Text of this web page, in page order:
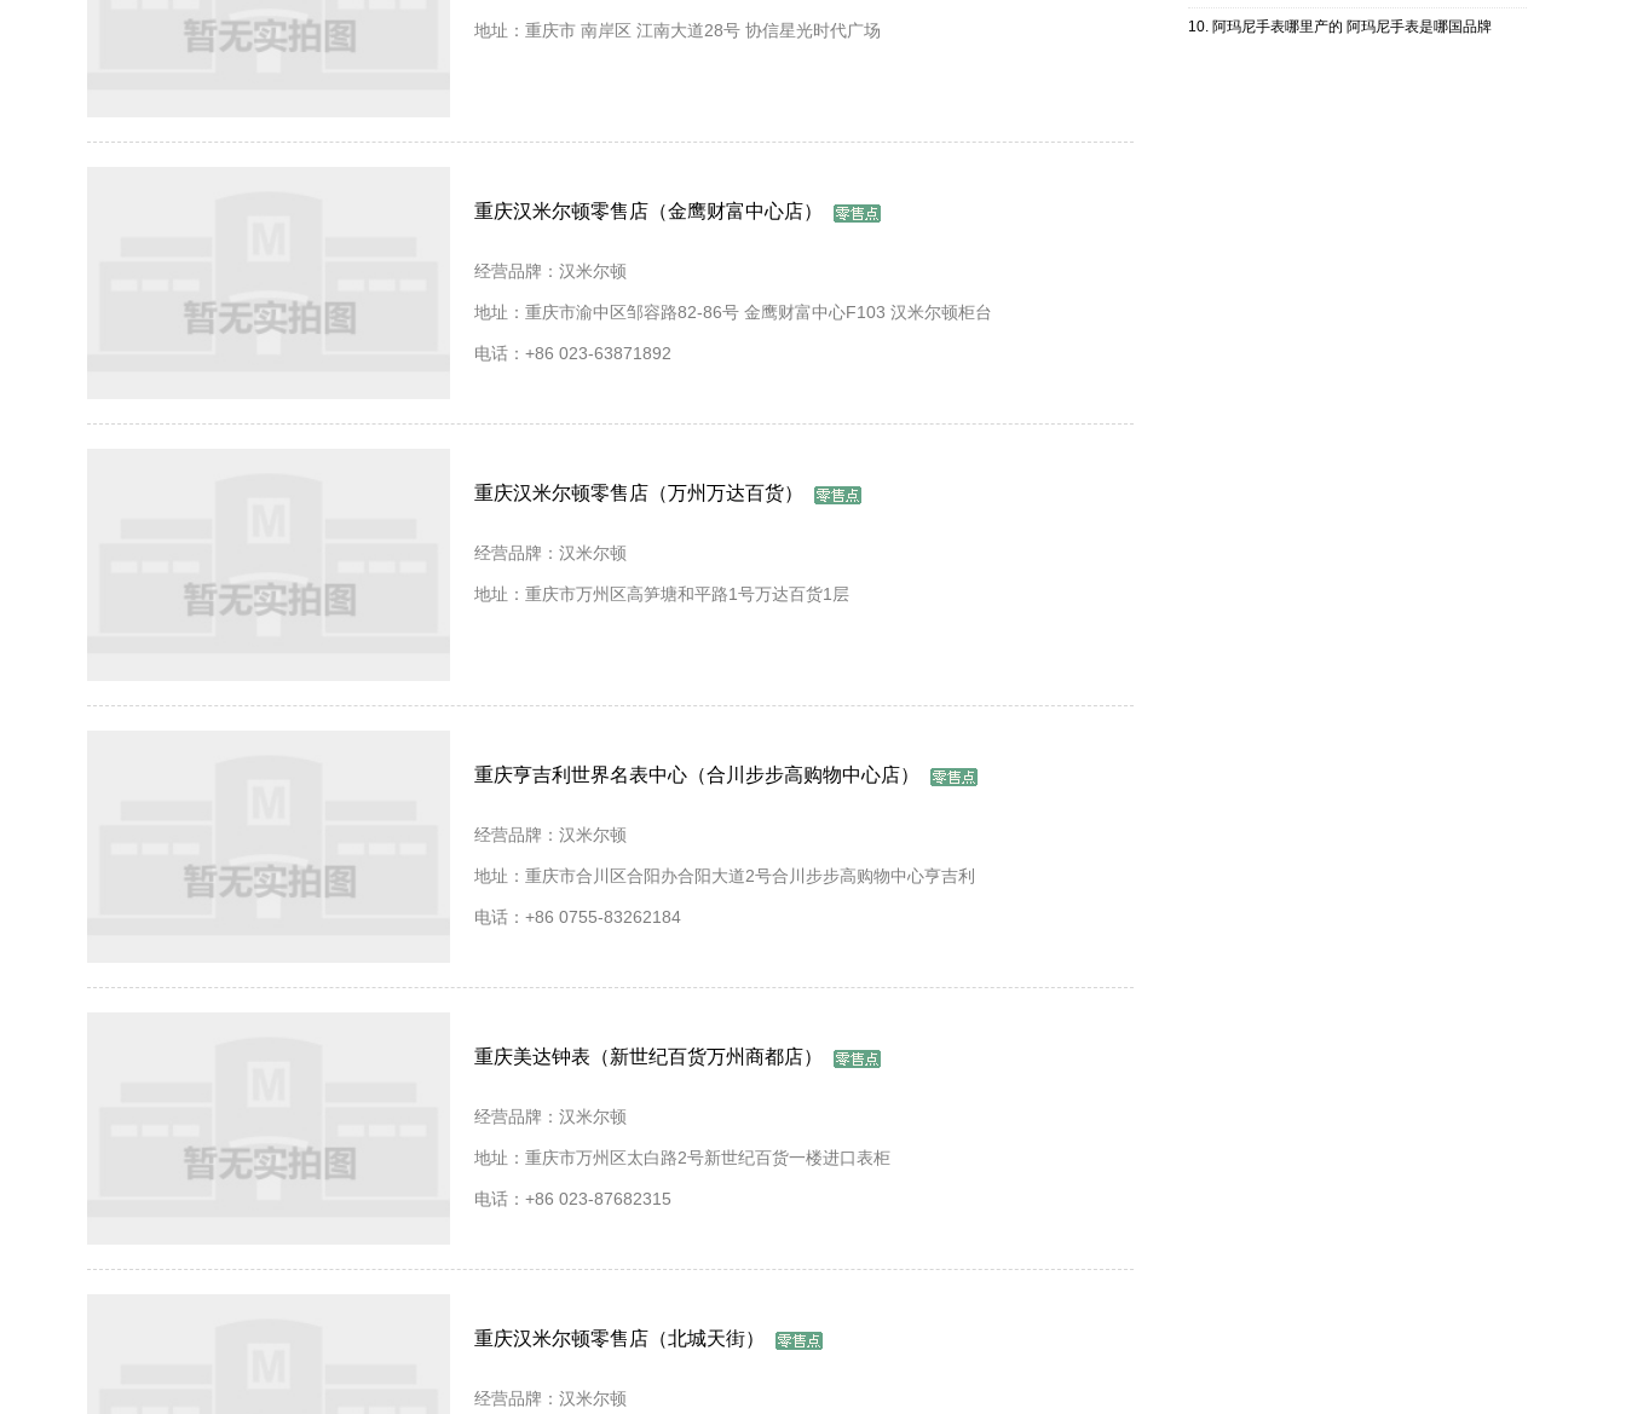
地址：重庆市 南岸区 江南大道28号 协信星光时代广场
重庆汉米尔顿零售店（金鹰财富中心店）
经营品牌：汉米尔顿
地址：重庆市渝中区邹容路82-86号 金鹰财富中心F103 汉米尔顿柜台
电话：+86 023-63871892
重庆汉米尔顿零售店（万州万达百货）
经营品牌：汉米尔顿
地址：重庆市万州区高笋塘和平路1号万达百货1层
重庆亨吉利世界名表中心（合川步步高购物中心店）
经营品牌：汉米尔顿
地址：重庆市合川区合阳办合阳大道2号合川步步高购物中心亨吉利
电话：+86 0755-83262184
重庆美达钟表（新世纪百货万州商都店）
经营品牌：汉米尔顿
地址：重庆市万州区太白路2号新世纪百货一楼进口表柜
电话：+86 023-87682315
重庆汉米尔顿零售店（北城天街）
经营品牌：汉米尔顿
阿玛尼手表哪里产的 阿玛尼手表是哪国品牌